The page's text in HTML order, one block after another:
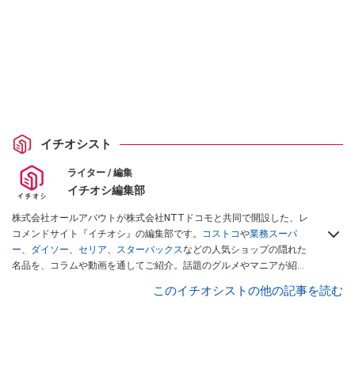
イチオシスト
ライター / 編集
イチオシ編集部
株式会社オールアバウトが株式会社NTTドコモと共同で開設した、レ
コメンドサイト『イチオシ』の編集部です。 コストコや業務スーパ
ー、 ダイソー、 セリア、 スターバックスなどの人気ショップの隠れた
名品を、コラムや動画を通してご紹介。話題のグルメやマニアが紹介
インフルエンサーが実際に使用してレビューしています。毎日トレン
このイチオシストの他の記事を読む